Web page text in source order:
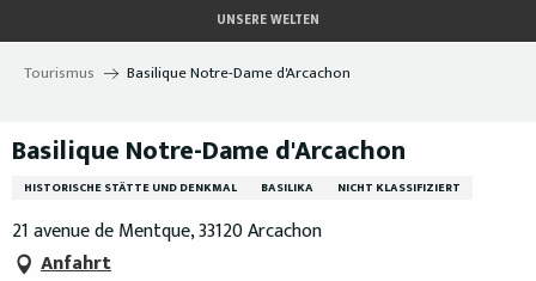
au
contenu
UNSERE WELTEN
Tourismus Basilique Notre-Dame d'Arcachon
Basilique Notre-Dame d'Arcachon
HISTORISCHE STÄTTE UND DENKMAL BASILIKA NICHT KLASSIFIZIERT
21 avenue de Mentque, 33120 Arcachon
Anfahrt